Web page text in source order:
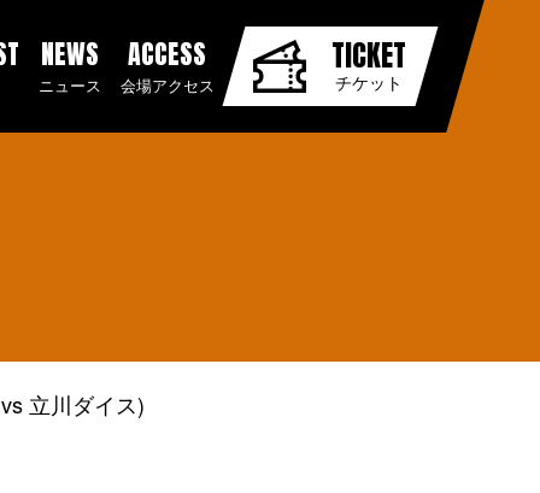
NEWS
ニュース
ACCESS
会場アクセス
TICKET
チケット
立川ダイス)